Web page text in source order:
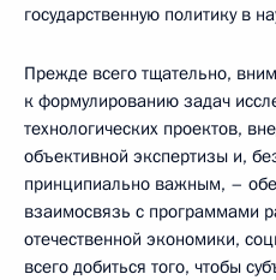
государственную политику в
Прежде всего тщательно,
к формулированию задач
технологических проектов,
объективной экспертизы и,
принципиально важным, –
взаимосвязь с программами
отечественной экономики,
всего добиться того, чтобы